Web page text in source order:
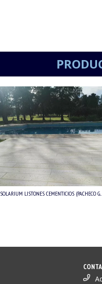
SOLARIUM LISTONES CEMENTICIOS (PACHECO G...